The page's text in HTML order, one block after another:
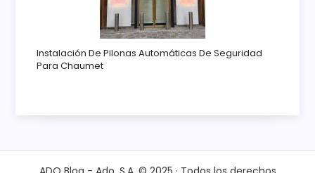
Instalación De Pilonas Automáticas De Seguridad
Para Chaumet